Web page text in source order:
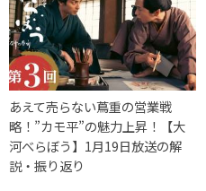
あえて売らない蔦重の営業戦
略！”カモ平”の魅力上昇！【大
河べらぼう】1月19日放送の解
説・振り返り